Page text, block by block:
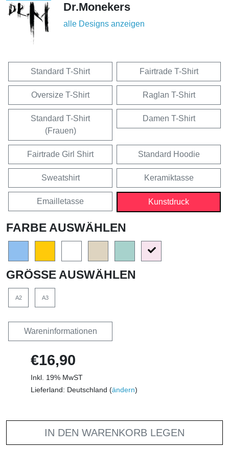
Dr.Monekers
alle Designs anzeigen
Standard T-Shirt Fairtrade T-Shirt
Oversize T-Shirt Raglan T-Shirt
Standard T-Shirt
(Frauen)
Damen T-Shirt
Fairtrade Girl Shirt Standard Hoodie
Sweatshirt Keramiktasse
Emailletasse Kunstdruck
FARBE AUSWÄHLEN
GRÖSSE AUSWÄHLEN
A2 A3
Wareninformationen
€16,90
Inkl. 19% MwST
Lieferland: Deutschland (ändern)
IN DEN WARENKORB LEGEN